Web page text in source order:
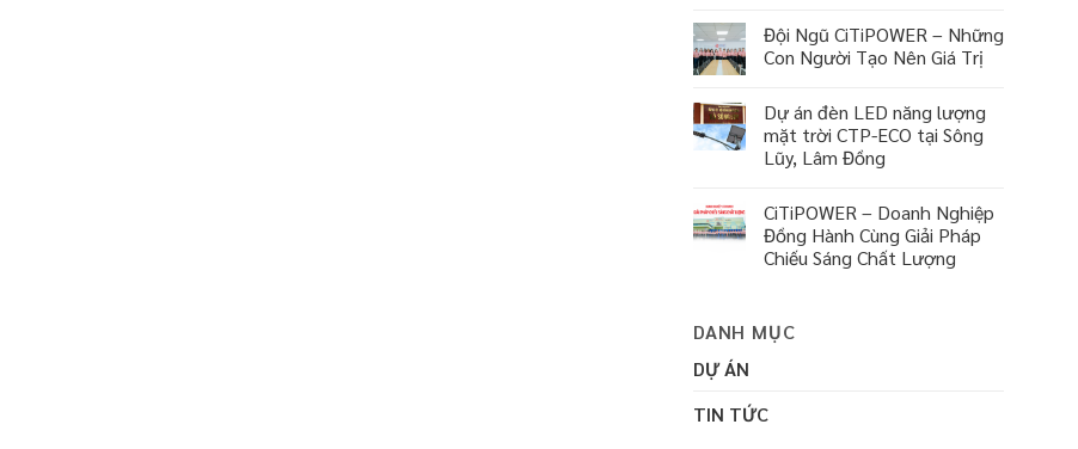
Đội Ngũ CiTiPOWER – Những
Con Người Tạo Nên Giá Trị
Dự án đèn LED năng lượng
mặt trời CTP-ECO tại Sông
Lũy, Lâm Đồng
CiTiPOWER – Doanh Nghiệp
Đồng Hành Cùng Giải Pháp
Chiếu Sáng Chất Lượng
DANH MỤC
DỰ ÁN
TIN TỨC